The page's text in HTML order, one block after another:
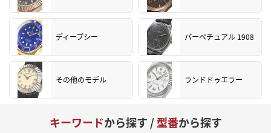
ディープシー パーペチュアル 1908
その他のモデル ランドドゥエラー
キーワードから探す /型番から探す